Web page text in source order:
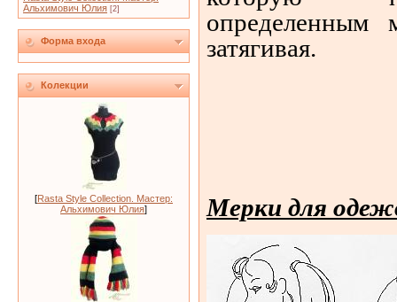
Альхимович Юлия [2]
Форма входа
Колекции
[Rasta Style Collection. Мастер:
Альхимович Юлия]
определенным
затягивая.
Мерки для